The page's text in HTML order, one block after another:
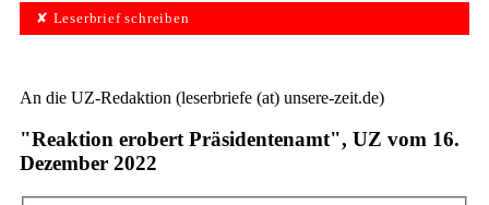
✘ Leserbrief schreiben
An die UZ-Redaktion (leserbriefe (at) unsere-zeit.de)
"Reaktion erobert Präsidentenamt", UZ vom 16.
Dezember 2022